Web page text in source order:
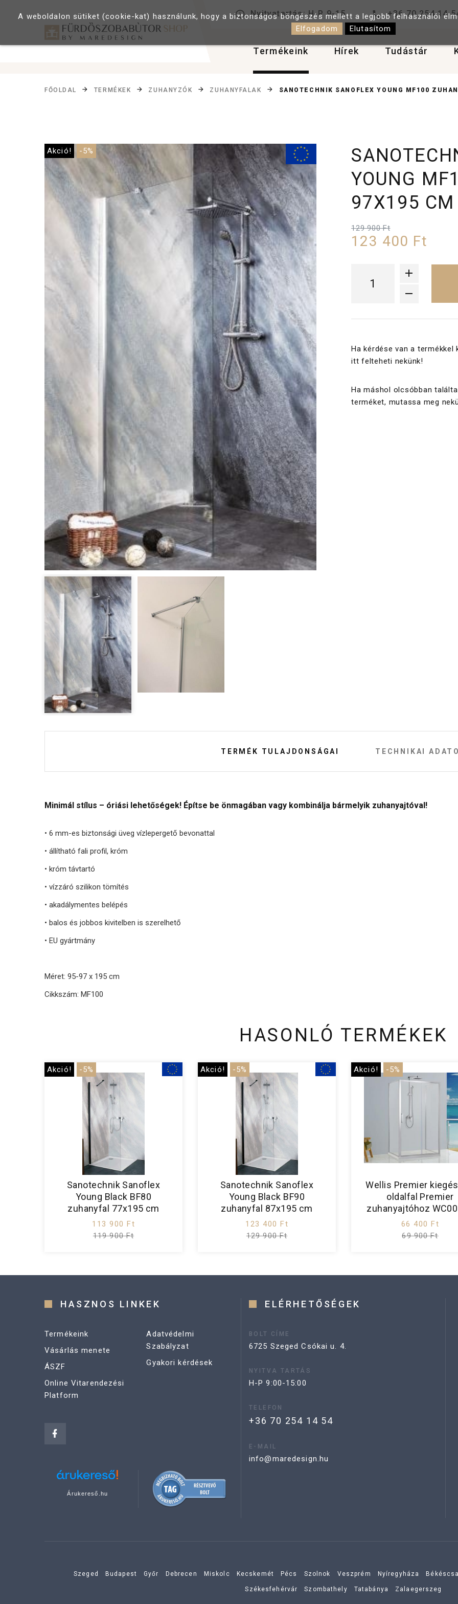
Nyitvatartás: H-P 9-15 +36 70 254 14
Termékeink Hírek Tudástár
FŐOLDAL TERMÉKEK ZUHANYZÓK ZUHANYFALAK SANOTECHNIK SANOFLEX YOUNG MF100
Akció! -5%
YOUNG
97X195 CM
129 900 Ft
123 400 Ft
Ha kérdése van a termékkel
itt felteheti nekünk!
Ha máshol olcsóbban
terméket, mutassa meg
TERMÉK TULAJDONSÁGAI TECHNIKAI
Minimál stílus – óriási lehetőségek! Építse be önmagában vagy kombinálja bármelyik zuhanyajtóval!
• 6 mm-es biztonsági üveg vízlepergető bevonattal
• állítható fali profil, króm
• króm távtartó
• vízzáró szilikon tömítés
• akadálymentes belépés
• balos és jobbos kivitelben is szerelhető
• EU gyártmány
Méret: 95-97 x 195 cm
Cikkszám: MF100
HASONLÓ TERMÉKEK
Akció! -5%
Sanotechnik Sanoflex
Young Black BF80
zuhanyfal 77x195 cm
113 900 Ft
119 900 Ft
Akció! -5%
Sanotechnik Sanoflex
Young Black BF90
zuhanyfal 87x195 cm
123 400 Ft
129 900 Ft
Akció! -5%
Wellis Premier
oldalfal Premier
zuhanyajtóhoz
66 400 Ft
69 900 Ft
HASZNOS LINKEK
Termékeink
Vásárlás menete
ÁSZF
Online Vitarendezési
Platform
Adatvédelmi
Szabályzat
Gyakori kérdések
Árukereső.hu
ELÉRHETŐSÉGEK
BOLT CÍME
6725 Szeged Csókai u. 4.
NYITVA TARTÁS
H-P 9:00-15:00
TELEFON
+36 70 254 14 54
E-MAIL
info@maredesign.hu
Szeged Budapest Győr Debrecen Miskolc Kecskemét Pécs Szolnok Veszprém Nyíregyháza
Székesfehérvár Szombathely Tatabánya Zalaegerszeg
A weboldalon sütiket (cookie-kat) használunk, hogy a biztonságos böngészés mellett a legjobb felhasználói
Elfogadom
Elutasítom